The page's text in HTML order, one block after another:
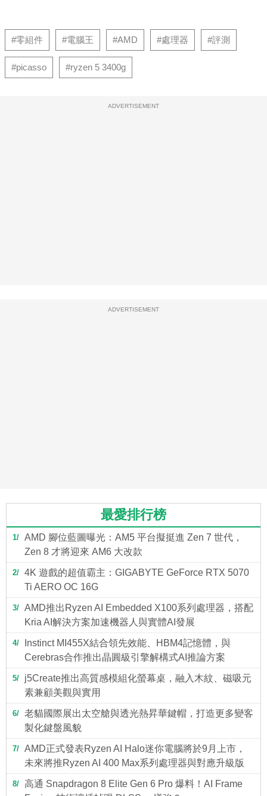
#零組件 #電腦王 #AMD #處理器 #評測
#picasso #ryzen 5 3400g
ADVERTISEMENT
ADVERTISEMENT
最愛排行榜
1
AMD 腳位藍圖曝光：AM5 平台擬挺進 Zen 7 世代，
Zen 8 才將迎來 AM6 大改款
2
4K 遊戲的超值霸主：GIGABYTE GeForce RTX 5070
Ti AERO OC 16G
3
AMD推出Ryzen AI Embedded X100系列處理器，搭配
Kria AI解決方案加速機器人與實體AI發展
4
Instinct MI455X結合領先效能、HBM4記憶體，與
Cerebras合作推出晶圓級引擎解構式AI推論方案
5
j5Create推出高質感模組化螢幕桌，融入木紋、磁吸元
素兼顧美觀與實用
6
老貓國際展出太空艙與透光熱昇華鍵帽，打造更多變客
製化鍵盤風貌
7
AMD正式發表Ryzen AI Halo迷你電腦將於9月上市，
未來將推Ryzen AI 400 Max系列處理器與對應升級版
8
高通 Snapdragon 8 Elite Gen 6 Pro 爆料！AI Frame